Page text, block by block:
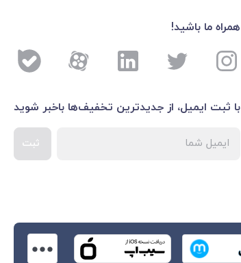
همراه ما باشید!
با ثبت ایمیل، از جدید‌ترین تخفیف‌ها با‌خبر شوید
ثبت
اطلاعات بیشتر